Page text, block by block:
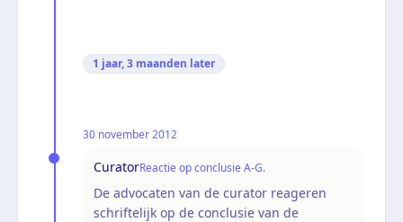
1 jaar, 3 maanden later
30 november 2012
CuratorReactie op conclusie A-G.
De advocaten van de curator reageren
schriftelijk op de conclusie van de